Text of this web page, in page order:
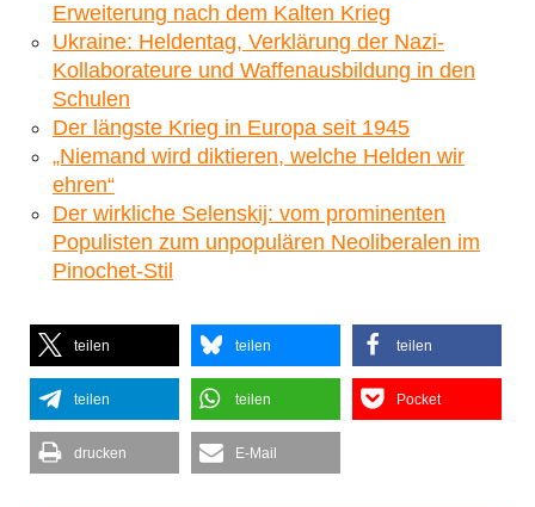
Erweiterung nach dem Kalten Krieg
Ukraine: Heldentag, Verklärung der Nazi-
Kollaborateure und Waffenausbildung in den
Schulen
Der längste Krieg in Europa seit 1945
„Niemand wird diktieren, welche Helden wir
ehren“
Der wirkliche Selenskij: vom prominenten
Populisten zum unpopulären Neoliberalen im
Pinochet-Stil
teilen teilen teilen
teilen teilen Pocket
drucken E-Mail